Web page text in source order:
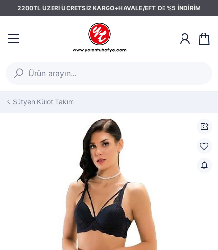
2200TL ÜZERİ ÜCRETSİZ KARGO+HAVALE/EFT DE %5 İNDİRİM
Sütyen Külot Takım